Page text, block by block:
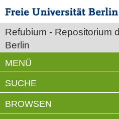
Refubium - Repositorium
Berlin
MENÜ
SUCHE
BROWSEN